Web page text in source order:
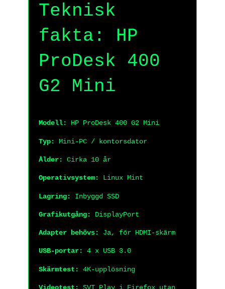
Teknisk
fakta: HP
ProDesk 400
G2 Mini
Modell: HP ProDesk 400 G2 Mini
Typ: Mini-PC / kontorsdator
Ålder: Cirka 10 år
Operativsystem: Linux Mint
Lagring: Inbyggd SSD
Grafikutgång: DisplayPort
Adapter behövs: Ja, för HDMI-skärm
USB-portar: 4 x USB 3.0
Skärmtest: 4K-upplösning